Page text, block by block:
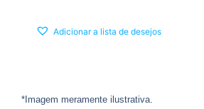
Adicionar a lista de desejos
*Imagem meramente ilustrativa.